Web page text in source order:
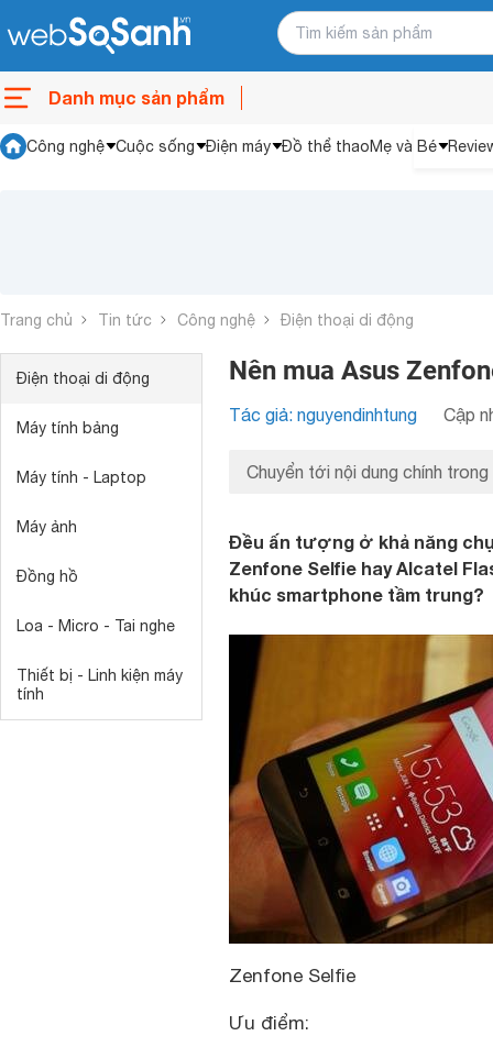
Danh mục sản phẩm
Công nghệ Cuộc sống Điện máy Đồ thể thaoMẹ và Bé
Trang chủ Tin tức Công nghệ Điện thoại di động
Điện thoại di động
Máy tính bảng
Máy tính - Laptop
Máy ảnh
Đồng hồ
Loa - Micro - Tai nghe
Thiết bị - Linh kiện máy
tính
Nên mua Asus
Tác giả: nguyendinhtung Cập
Chuyển tới nội dung chính trong
Đều ấn tượng ở khả năng
Zenfone Selfie hay Alcatel
khúc smartphone tầm trung?
Zenfone Selfie
Ưu điểm: